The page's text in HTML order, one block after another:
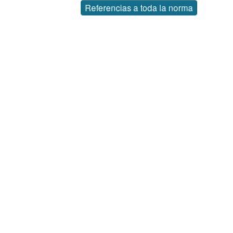
Referencias a toda la norma